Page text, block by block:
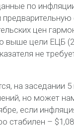
по
цен
выше цели ЕЦБ
не
на заседании
но может
если
стабилен –